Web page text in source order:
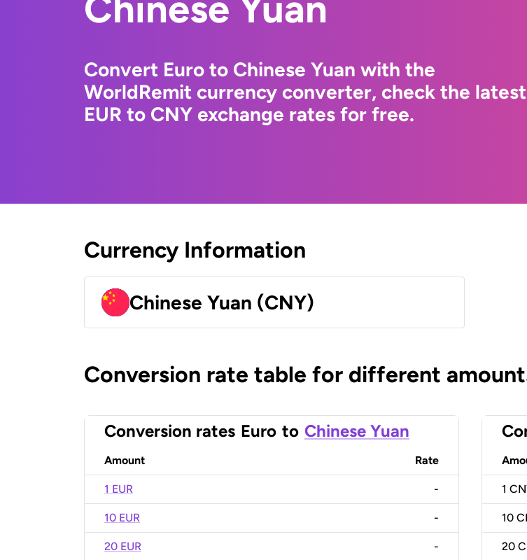
Convert Euro to Chinese Yuan with the
WorldRemit currency converter, check the latest
EUR to CNY exchange rates for free.
Currency Information
Chinese Yuan (CNY)
Conversion rate table for different
Conversion rates Euro to Chinese Yuan
Amount Rate
1 EUR -
10 EUR -
20 EUR -
1
10
20